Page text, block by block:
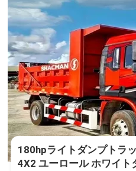
180hpライトダンプトラ
4X2 ユーロール ホワイト